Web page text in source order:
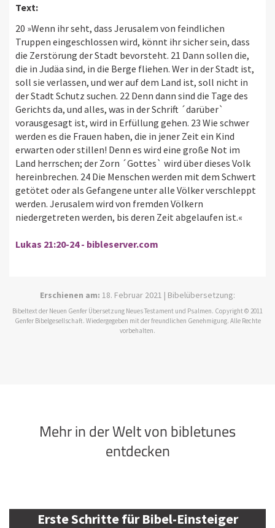
Text:
20 »Wenn ihr seht, dass Jerusalem von feindlichen
Truppen eingeschlossen wird, könnt ihr sicher sein, dass
die Zerstörung der Stadt bevorsteht. 21 Dann sollen die,
die in Judäa sind, in die Berge fliehen. Wer in der Stadt ist,
soll sie verlassen, und wer auf dem Land ist, soll nicht in
der Stadt Schutz suchen. 22 Denn dann sind die Tage des
Gerichts da, und alles, was in der Schrift ´darüber`
vorausgesagt ist, wird in Erfüllung gehen. 23 Wie schwer
werden es die Frauen haben, die in jener Zeit ein Kind
erwarten oder stillen! Denn es wird eine große Not im
Land herrschen; der Zorn ´Gottes` wird über dieses Volk
hereinbrechen. 24 Die Menschen werden mit dem Schwert
getötet oder als Gefangene unter alle Völker verschleppt
werden. Jerusalem wird von fremden Völkern
niedergetreten werden, bis deren Zeit abgelaufen ist.«
Lukas 21:20-24 - bibleserver.com
Erschienen am: 18. Februar 2021 | Bibelübersetzung:
Bibeltext der Neuen Genfer Übersetzung Neues Testament und Psalmen. Copyright © 2011
Genfer Bibelgesellschaft. Wiedergegeben mit der freundlichen Genehmigung. Alle Rechte
vorbehalten.
Mehr in der Welt von bibletunes
entdecken
Erste Schritte für Bibel-Einsteiger